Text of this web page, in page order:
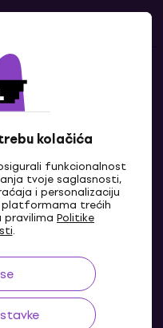
kolačića
funkcionalnost
tvoje saglasnosti,
i personalizaciju
platformama trećih
pravilima Politike
.
nas